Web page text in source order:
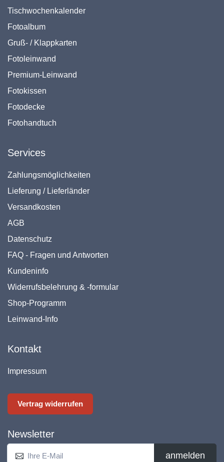
Tischwochenkalender
Fotoalbum
Gruß- / Klappkarten
Fotoleinwand
Premium-Leinwand
Fotokissen
Fotodecke
Fotohandtuch
Services
Zahlungsmöglichkeiten
Lieferung / Lieferländer
Versandkosten
AGB
Datenschutz
FAQ - Fragen und Antworten
Kundeninfo
Widerrufsbelehrung & -formular
Shop-Programm
Leinwand-Info
Kontakt
Impressum
Vertrag widerrufen
Newsletter
anmelden